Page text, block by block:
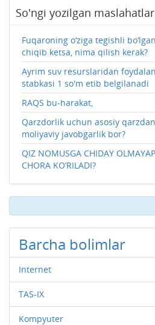
So'ngi yozilgan
Fuqaroning o‘ziga tegishli
chiqib ketsa, nima qilish kerak?
Ayrim suv resurslaridan
stabkasi 1 so'm etib belgilanadi
RAQS bu-harakat,
Qarzdorlik uchun asosiy
moliyaviy javobgarlik bor?
QIZ NOMUSGA CHIDAY
CHORA KO‘RILADI?
Barcha bolimlar
Internet
TAS-IX
Kompyuter